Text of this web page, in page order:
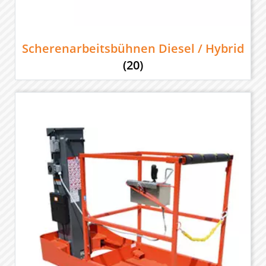
Scherenarbeitsbühnen Diesel / Hybrid
(20)